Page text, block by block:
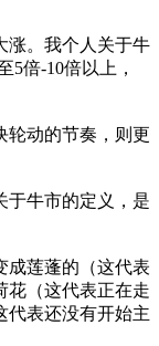
涨。我个人关于牛
5倍-10倍以上，
轮动的节奏，则更
于牛市的定义，是
成莲蓬的（这代表
花（这代表正在走
代表还没有开始主